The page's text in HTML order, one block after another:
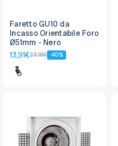
Faretto GU10 da
Incasso Orientabile Foro
Ø51mm - Nero
13,91€23,18€ -40%